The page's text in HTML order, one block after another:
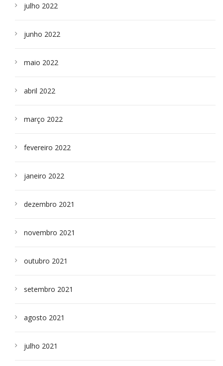
julho 2022
junho 2022
maio 2022
abril 2022
março 2022
fevereiro 2022
janeiro 2022
dezembro 2021
novembro 2021
outubro 2021
setembro 2021
agosto 2021
julho 2021